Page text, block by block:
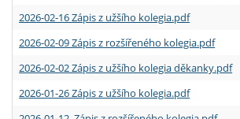
2026-02-16 Zápis z užšího kolegia.pdf
2026-02-09 Zápis z rozšířeného kolegia.pdf
2026-02-02 Zápis z užšího kolegia děkanky.pdf
2026-01-26 Zápis z užšího kolegia.pdf